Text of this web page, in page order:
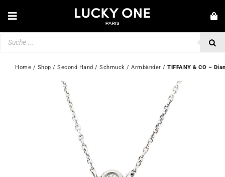
InhaltToggle
Navigation
LIEBE & VERLOBUNG
💎 KUNDENSERVICE
Home / Shop / Second Hand / Schmuck / Armbänder / TIFFANY & CO –